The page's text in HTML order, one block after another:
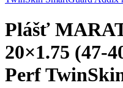
Plášť
20×1.75 (47-
Perf